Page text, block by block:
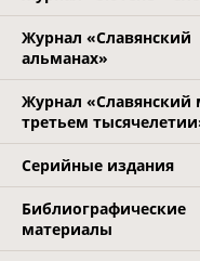
Журнал «Славянский
альманах»
Журнал «Славянский
третьем
Серийные издания
Библиографические
материалы